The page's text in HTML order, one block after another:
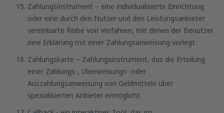
Zahlungsinstrument – eine individualisierte Einrichtung
oder eine durch den Nutzer und den Leistungsanbieter
vereinbarte Reihe von Verfahren, mit denen der Benutzer
eine Erklärung mit einer Zahlungsanweisung vorlegt.
Zahlungskarte – Zahlungsinstrument, das die Erteilung
einer Zahlungs-, Überweisungs- oder
Auszahlungsanweisung von Geldmitteln über
spezialisierten Anbieter ermöglicht.